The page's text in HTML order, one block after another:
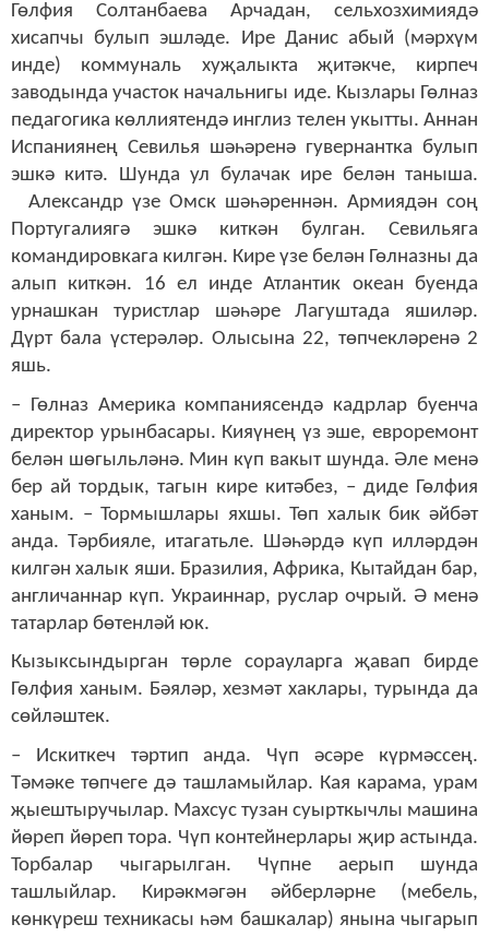
Гөлфия Солтанбаева Арчадан, сельхозхимиядә
хисапчы булып эшләде. Ире Данис абый (мәрхүм
инде) коммуналь хуҗалыкта җитәкче, кирпеч
заводында участок начальнигы иде. Кызлары Гөлназ
педагогика көллиятендә инглиз телен укытты. Аннан
Испаниянең Севилья шәһәренә гувернантка булып
эшкә китә. Шунда ул булачак ире белән таныша.
Александр үзе Омск шәһәреннән. Армиядән соң
Португалиягә эшкә киткән булган. Севильяга
командировкага килгән. Кире үзе белән Гөлназны да
алып киткән. 16 ел инде Атлантик океан буенда
урнашкан туристлар шәһәре Лагуштада яшиләр.
Дүрт бала үстерәләр. Олысына 22, төпчекләренә 2
яшь.
– Гөлназ Америка компаниясендә кадрлар буенча
директор урынбасары. Кияүнең үз эше, евроремонт
белән шөгыльләнә. Мин күп вакыт шунда. Әле менә
бер ай тордык, тагын кире китәбез, – диде Гөлфия
ханым. – Тормышлары яхшы. Төп халык бик әйбәт
анда. Тәрбияле, итагатьле. Шәһәрдә күп илләрдән
килгән халык яши. Бразилия, Африка, Кытайдан бар,
англичаннар күп. Украиннар, руслар очрый. Ә менә
татарлар бөтенләй юк.
Кызыксындырган төрле сорауларга җавап бирде
Гөлфия ханым. Бәяләр, хезмәт хаклары, турында да
сөйләштек.
– Искиткеч тәртип анда. Чүп әсәре күрмәссең.
Тәмәке төпчеге дә ташламыйлар. Кая карама, урам
җыештыручылар. Махсус тузан суырткычлы машина
йөреп йөреп тора. Чүп контейнерлары җир астында.
Торбалар чыгарылган. Чүпне аерып шунда
ташлыйлар. Кирәкмәгән әйберләрне (мебель,
көнкүреш техникасы һәм башкалар) янына чыгарып